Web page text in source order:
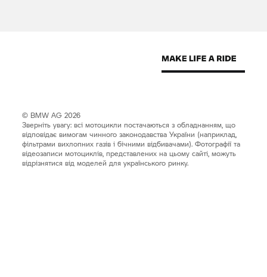
© BMW AG 2026
Зверніть увагу: всі мотоцикли постачаються з обладнанням, що
відповідає вимогам чинного законодавства України (наприклад,
фільтрами вихлопних газів і бічними відбивачами). Фотографії та
відеозаписи мотоциклів, представлених на цьому сайті, можуть
відрізнятися від моделей для українського ринку.